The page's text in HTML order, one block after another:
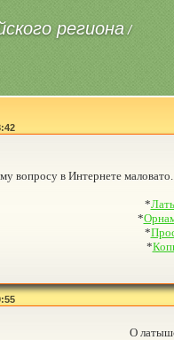
региона/
вопросу в Интернете
*
*
*
*
O